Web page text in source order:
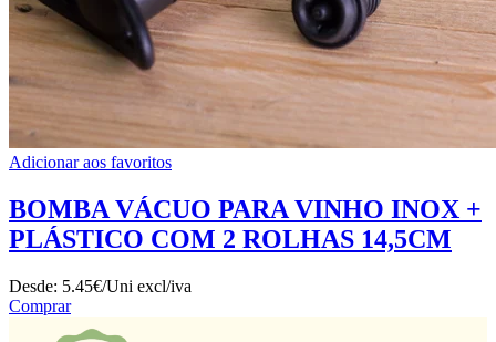
Adicionar aos favoritos
BOMBA VÁCUO PARA VINHO INOX +
PLÁSTICO COM 2 ROLHAS 14,5CM
Desde: 5.45€/Uni excl/iva
Comprar